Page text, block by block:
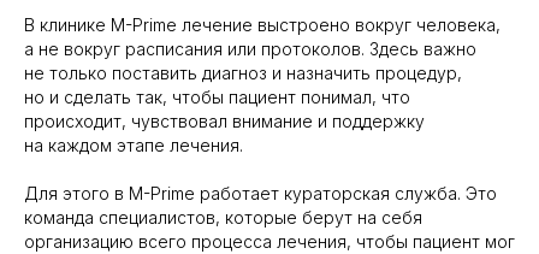
В клинике M-Prime лечение выстроено вокруг человека,
а не вокруг расписания или протоколов. Здесь важно
не только поставить диагноз и назначить процедур,
но и сделать так, чтобы пациент понимал, что
происходит, чувствовал внимание и поддержку
на каждом этапе лечения.
Для этого в M-Prime работает кураторская служба. Это
команда специалистов, которые берут на себя
организацию всего процесса лечения, чтобы пациент мог